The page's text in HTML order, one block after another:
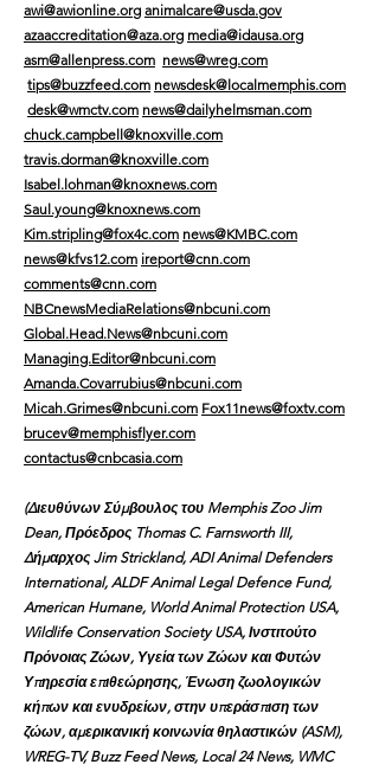
awi@awionline.org animalcare@usda.gov
azaaccreditation@aza.org media@idausa.org
asm@allenpress.com news@wreg.com
tips@buzzfeed.com newsdesk@localmemphis.com
desk@wmctv.com news@dailyhelmsman.com
chuck.campbell@knoxville.com
travis.dorman@knoxville.com
Isabel.lohman@knoxnews.com
Saul.young@knoxnews.com
Kim.stripling@fox4c.com news@KMBC.com
news@kfvs12.com ireport@cnn.com
comments@cnn.com
NBCnewsMediaRelations@nbcuni.com
Global.Head.News@nbcuni.com
Managing.Editor@nbcuni.com
Amanda.Covarrubius@nbcuni.com
Micah.Grimes@nbcuni.com Fox11news@foxtv.com
brucev@memphisflyer.com
contactus@cnbcasia.com
(Διευθύνων Σύμβουλος του Memphis Zoo Jim
Dean, Πρόεδρος Thomas C. Farnsworth III,
Δήμαρχος Jim Strickland, ADI Animal Defenders
International, ALDF Animal Legal Defence Fund,
American Humane, World Animal Protection USA,
Wildlife Conservation Society USA, Ινστιτούτο
Πρόνοιας Ζώων, Υγεία των Ζώων και Φυτών
Υπηρεσία επιθεώρησης, Ένωση ζωολογικών
κήπων και ενυδρείων, στην υπεράσπιση των
ζώων, αμερικανική κοινωνία θηλαστικών (ASM),
WREG-TV, Buzz Feed News, Local 24 News, WMC